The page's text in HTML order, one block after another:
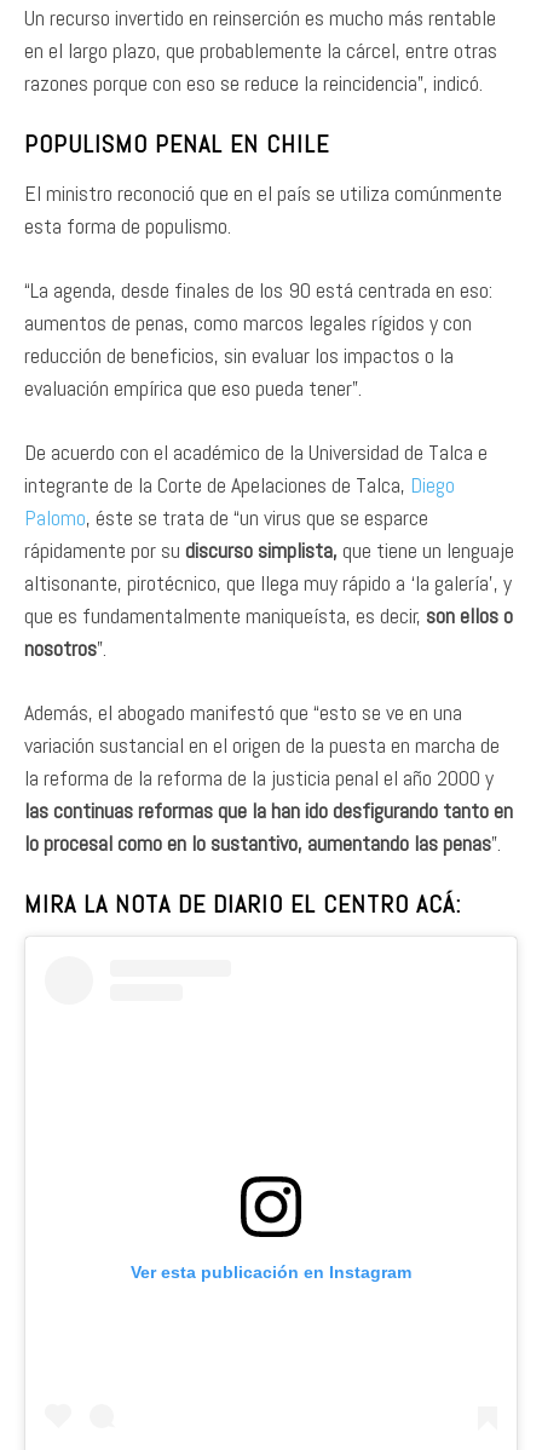
Un recurso invertido en reinserción es mucho más rentable
en el largo plazo, que probablemente la cárcel, entre otras
razones porque con eso se reduce la reincidencia”, indicó.
POPULISMO PENAL EN CHILE
El ministro reconoció que en el país se utiliza comúnmente
esta forma de populismo.
“La agenda, desde finales de los 90 está centrada en eso:
aumentos de penas, como marcos legales rígidos y con
reducción de beneficios, sin evaluar los impactos o la
evaluación empírica que eso pueda tener”.
De acuerdo con el académico de la Universidad de Talca e
integrante de la Corte de Apelaciones de Talca, Diego
Palomo, éste se trata de “un virus que se esparce
rápidamente por su discurso simplista, que tiene un lenguaje
altisonante, pirotécnico, que llega muy rápido a ‘la galería’, y
que es fundamentalmente maniqueísta, es decir, son ellos o
nosotros”.
Además, el abogado manifestó que “esto se ve en una
variación sustancial en el origen de la puesta en marcha de
la reforma de la reforma de la justicia penal el año 2000 y
las continuas reformas que la han ido desfigurando tanto en
lo procesal como en lo sustantivo, aumentando las penas”.
MIRA LA NOTA DE DIARIO EL CENTRO ACÁ:
Ver esta publicación en Instagram